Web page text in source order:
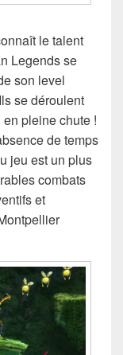
le talent
Legends se
son level
se déroulent
en pleine chute !
de temps
jeu est un plus
combats
et